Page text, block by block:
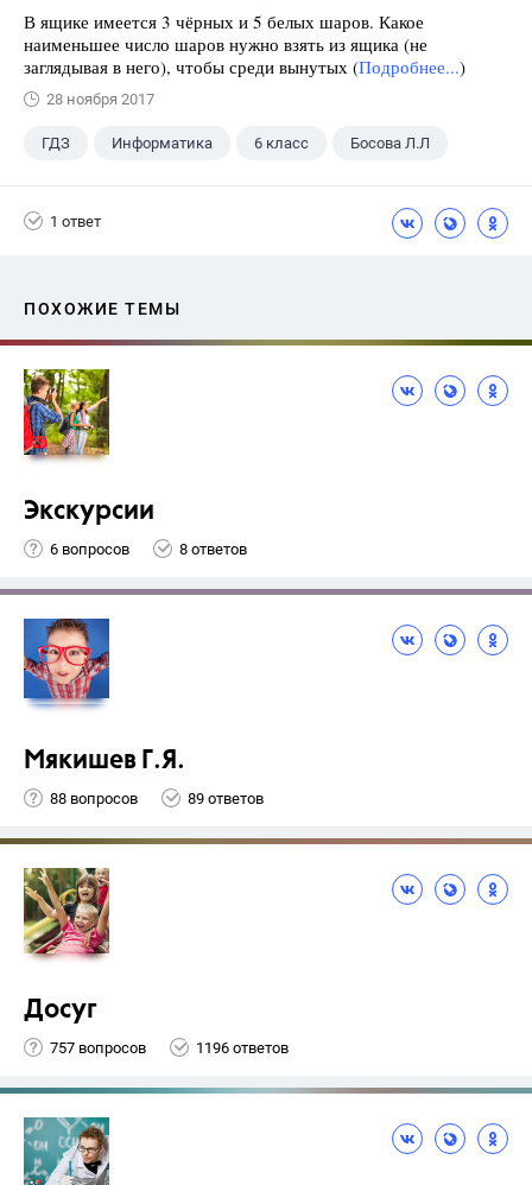
В ящике имеется 3 чёрных и 5 белых шаров. Какое
наименьшее число шаров нужно взять из ящика (не
заглядывая в него), чтобы среди вынутых (Подробнее...)
28 ноября 2017
ГДЗ Информатика 6 класс Босова Л.Л
1 ответ
ПОХОЖИЕ ТЕМЫ
Экскурсии
6 вопросов 8 ответов
Мякишев Г.Я.
88 вопросов 89 ответов
Досуг
757 вопросов 1196 ответов